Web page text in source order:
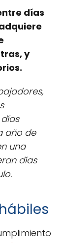
días
y
año de
una
días